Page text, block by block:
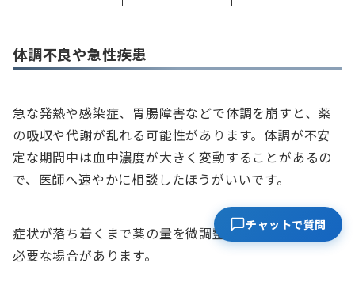
体調不良や急性疾患
急な発熱や感染症、胃腸障害などで体調を崩すと、薬
の吸収や代謝が乱れる可能性があります。体調が不安
定な期間中は血中濃度が大きく変動することがあるの
で、医師へ速やかに相談したほうがいいです。
症状が落ち着くまで薬の量を微調整するなどの対応が
必要な場合があります。
チャットで質問